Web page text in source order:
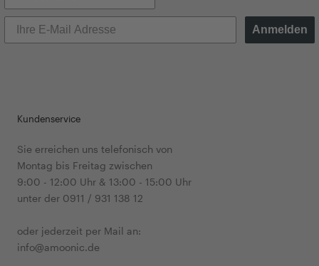
Anmelden
Kundenservice
Sie erreichen uns telefonisch von
Montag bis Freitag zwischen
9:00 - 12:00 Uhr & 13:00 - 15:00 Uhr
unter der 0911 / 931 138 12
oder jederzeit per Mail an:
info@amoonic.de